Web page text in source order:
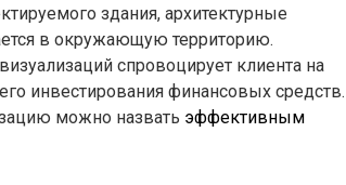
здания, архитектурные
в окружающую территорию.
спровоцирует клиента на
инвестирования финансовых средств.
можно назвать эффективным